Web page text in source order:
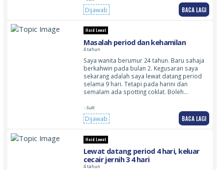
Dijawab BACA LAGI
Haid Lewat
Masalah period dan kehamilan
4 tahun
Saya wanita berumur 24 tahun. Baru sahaja
berkahwin pada bulan 2. Kegusaran saya
sekarang adalah saya lewat datang period
selama 9 hari. Tetapi pada harini dan
semalam ada spotting coklat. Boleh…
- Sulit
Dijawab BACA LAGI
Haid Lewat
Lewat datang period 4 hari, keluar
cecair jernih 3 4 hari
4 tahun